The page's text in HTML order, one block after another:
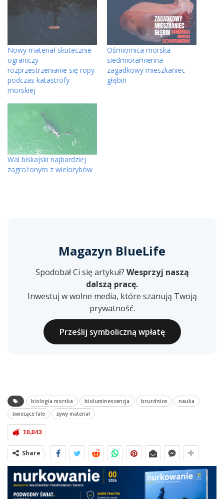
Nowy materiał skutecznie
ograniczy
rozprzestrzenianie się ropy
podczas katastrofy
morskiej
Ośmiornica morska
siedmioramienna –
zagadkowy mieszkaniec
głębin
Wal biskajski najbardziej
zagrożonym z wielorybów
Magazyn BlueLife
Spodobał Ci się artykuł? Wesprzyj naszą
dalszą pracę.
Inwestuj w wolne media, które szanują Twoją
prywatność.
Prześlij symboliczną wpłatę
biologia morska bioluminescencja bruzdnice
nauka
świecące fale
żywy materiał
10,043
Share